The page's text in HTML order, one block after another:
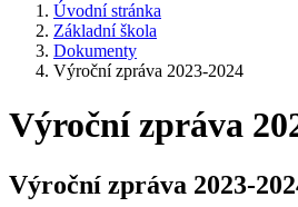
Úvodní stránka
Základní škola
Dokumenty
Výroční zpráva 2023-2024
Výroční zpráva
Výroční zpráva 2023-